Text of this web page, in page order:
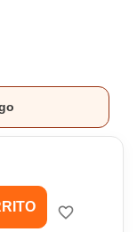
favorite_border